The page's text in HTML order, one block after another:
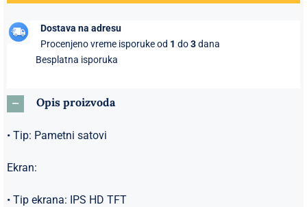
Dostava na adresu
Procenjeno vreme isporuke od 1 do3dana
Besplatna isporuka
Opis proizvoda
• Tip: Pametni satovi
Ekran:
• Tip ekrana: IPS HD TFT